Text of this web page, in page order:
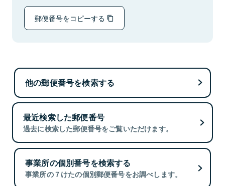
郵便番号をコピーする
他の郵便番号を検索する
最近検索した郵便番号
過去に検索した郵便番号をご覧いただけます。
事業所の個別番号を検索する
事業所の７けたの個別郵便番号をお調べします。